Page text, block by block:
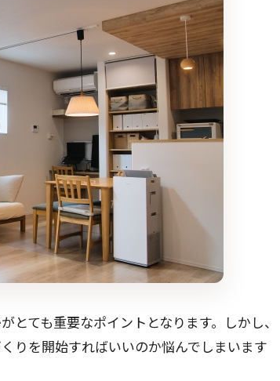
ても重要なポイントとなります。しかし、
りを開始すればいいのか悩んでしまいます